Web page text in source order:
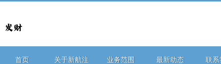
首页 关于新航注 业务范围 最新动态 联系